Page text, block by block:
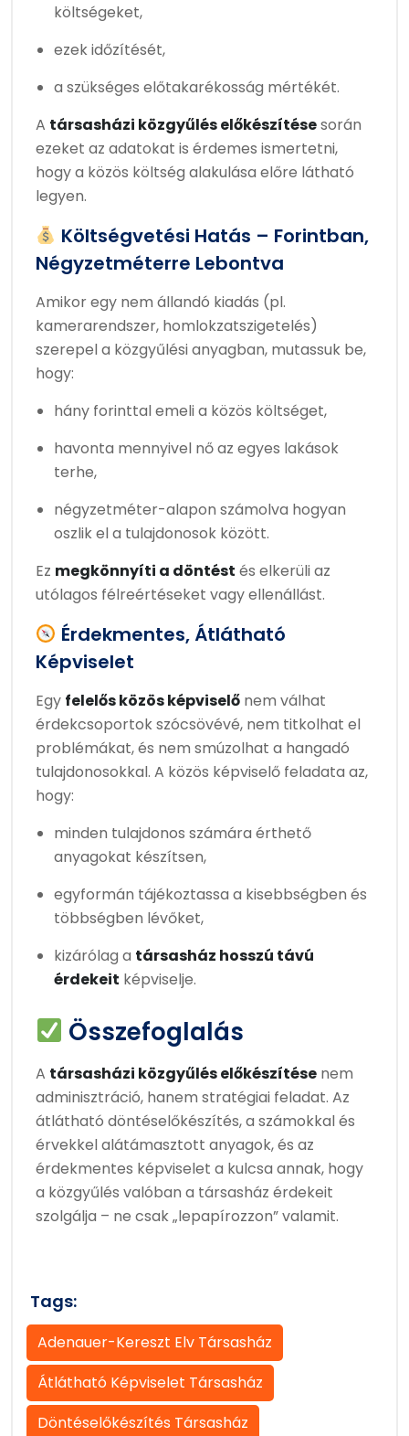
költségeket,
ezek időzítését,
a szükséges előtakarékosság mértékét.
A társasházi közgyűlés előkészítésesorán
ezeket az adatokat is érdemes ismertetni,
hogy a közös költség alakulása előre látható
legyen.
Költségvetési Hatás – Forintban,
Négyzetméterre Lebontva
Amikor egy nem állandó kiadás (pl.
kamerarendszer, homlokzatszigetelés)
szerepel a közgyűlési anyagban, mutassuk be,
hogy:
hány forinttal emeli a közös költséget,
havonta mennyivel nő az egyes lakások
terhe,
négyzetméter-alapon számolva hogyan
oszlik el a tulajdonosok között.
Ez megkönnyíti a döntést és elkerüli az
utólagos félreértéseket vagy ellenállást.
Érdekmentes, Átlátható
Képviselet
Egy felelős közös képviselő nem válhat
érdekcsoportok szócsövévé, nem titkolhat el
problémákat, és nem smúzolhat a hangadó
tulajdonosokkal. A közös képviselő feladata az,
hogy:
minden tulajdonos számára érthető
anyagokat készítsen,
egyformán tájékoztassa a kisebbségben és
többségben lévőket,
kizárólag a társasház hosszú távú
érdekeit képviselje.
Összefoglalás
A társasházi közgyűlés előkészítése nem
adminisztráció, hanem stratégiai feladat. Az
átlátható döntéselőkészítés, a számokkal és
érvekkel alátámasztott anyagok, és az
érdekmentes képviselet a kulcsa annak, hogy
a közgyűlés valóban a társasház érdekeit
szolgálja – ne csak „lepapírozzon” valamit.
Tags:
Adenauer-Kereszt Elv Társasház
Átlátható Képviselet Társasház
Döntéselőkészítés Társasház